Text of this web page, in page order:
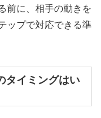
前に、相手の動きを
ップで対応できる準
タイミングはい